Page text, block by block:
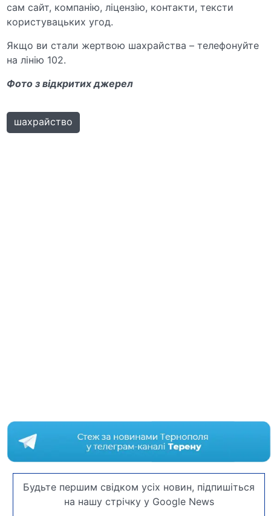
сам сайт, компанію, ліцензію, контакти, тексти
користувацьких угод.
Якщо ви стали жертвою шахрайства – телефонуйте
на лінію 102.
Фото з відкритих джерел
шахрайство
Будьте першим свідком усіх новин, підпишіться
на нашу стрічку у Google News